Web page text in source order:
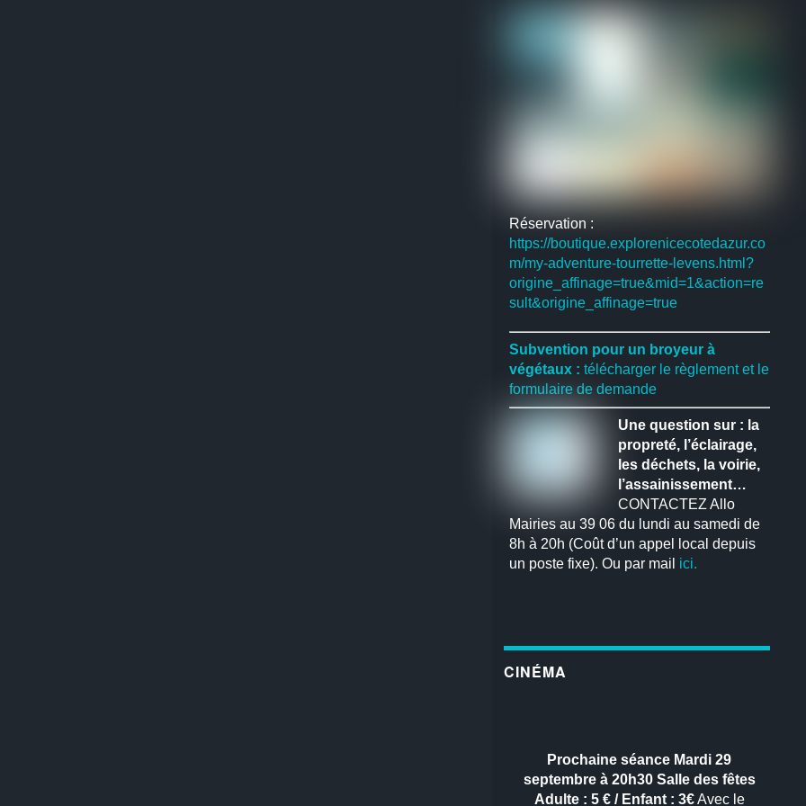
Réservation :
https://boutique.explorenicecotedazur.co
m/my-adventure-tourrette-levens.html?
origine_affinage=true&mid=1&action=re
sult&origine_affinage=true
Subvention pour un broyeur à
végétaux : télécharger le règlement et le
formulaire de demande
Une question sur : la
propreté, l’éclairage,
les déchets, la voirie,
l’assainissement…
CONTACTEZ Allo
Mairies au 39 06 du lundi au samedi de
8h à 20h (Coût d’un appel local depuis
un poste fixe). Ou par mail ici.
CINÉMA
Prochaine séance Mardi 29
septembre à 20h30 Salle des fêtes
Adulte : 5 € / Enfant : 3€Avec le